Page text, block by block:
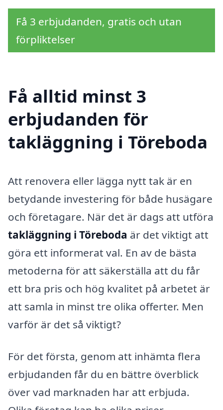
Få 3 erbjudanden, gratis och utan
förpliktelser
Få alltid minst 3
erbjudanden för
takläggning i Töreboda
Att renovera eller lägga nytt tak är en
betydande investering för både husägare
och företagare. När det är dags att utföra
takläggning i Töreboda är det viktigt att
göra ett informerat val. En av de bästa
metoderna för att säkerställa att du får
ett bra pris och hög kvalitet på arbetet är
att samla in minst tre olika offerter. Men
varför är det så viktigt?
För det första, genom att inhämta flera
erbjudanden får du en bättre överblick
över vad marknaden har att erbjuda.